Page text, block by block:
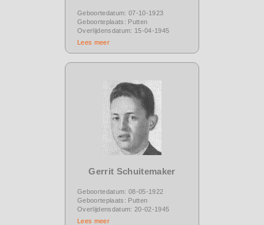
Geboortedatum: 07-10-1923
Geboorteplaats: Putten
Overlijdensdatum: 15-04-1945
Lees meer
Gerrit Schuitemaker
Geboortedatum: 08-05-1922
Geboorteplaats: Putten
Overlijdensdatum: 20-02-1945
Lees meer